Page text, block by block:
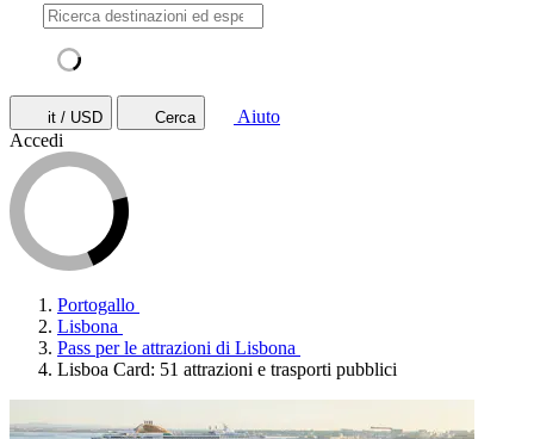
it / USD Cerca
Aiuto
Accedi
Portogallo
Lisbona
Pass per le attrazioni di Lisbona
Lisboa Card: 51 attrazioni e trasporti pubblici